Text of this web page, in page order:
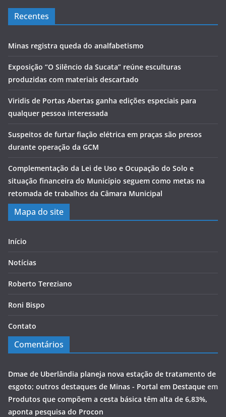
Recentes
Minas registra queda do analfabetismo
Exposição “O Silêncio da Sucata” reúne esculturas
produzidas com materiais descartado
Viridis de Portas Abertas ganha edições especiais para
qualquer pessoa interessada
Suspeitos de furtar fiação elétrica em praças são presos
durante operação da GCM
Complementação da Lei de Uso e Ocupação do Solo e
situação financeira do Município seguem como metas na
retomada de trabalhos da Câmara Municipal
Mapa do site
Início
Notícias
Roberto Tereziano
Roni Bispo
Contato
Comentários
Dmae de Uberlândia planeja nova estação de tratamento de
esgoto; outros destaques de Minas - Portal em Destaque em
Produtos que compõem a cesta básica têm alta de 6,83%,
aponta pesquisa do Procon